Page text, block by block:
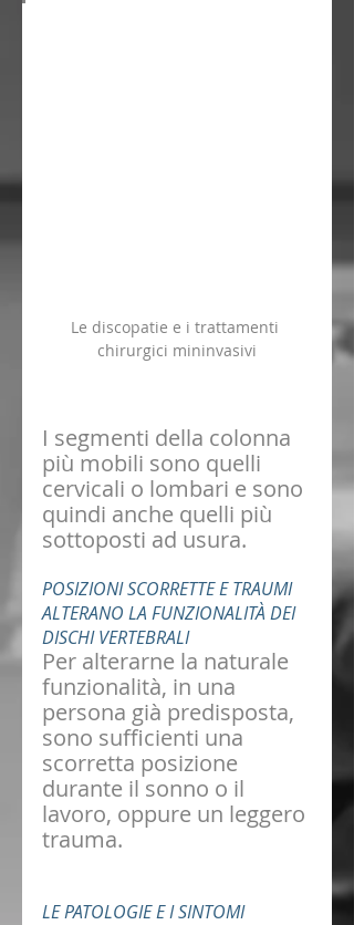
Le discopatie e i trattamenti
chirurgici mininvasivi
I segmenti della colonna
più mobili sono quelli
cervicali o lombari e sono
quindi anche quelli più
sottoposti ad usura.
POSIZIONI SCORRETTE E TRAUMI
ALTERANO LA FUNZIONALITÀ DEI
DISCHI VERTEBRALI
Per alterarne la naturale
funzionalità, in una
persona già predisposta,
sono sufficienti una
scorretta posizione
durante il sonno o il
lavoro, oppure un leggero
trauma.
LE PATOLOGIE E I SINTOMI